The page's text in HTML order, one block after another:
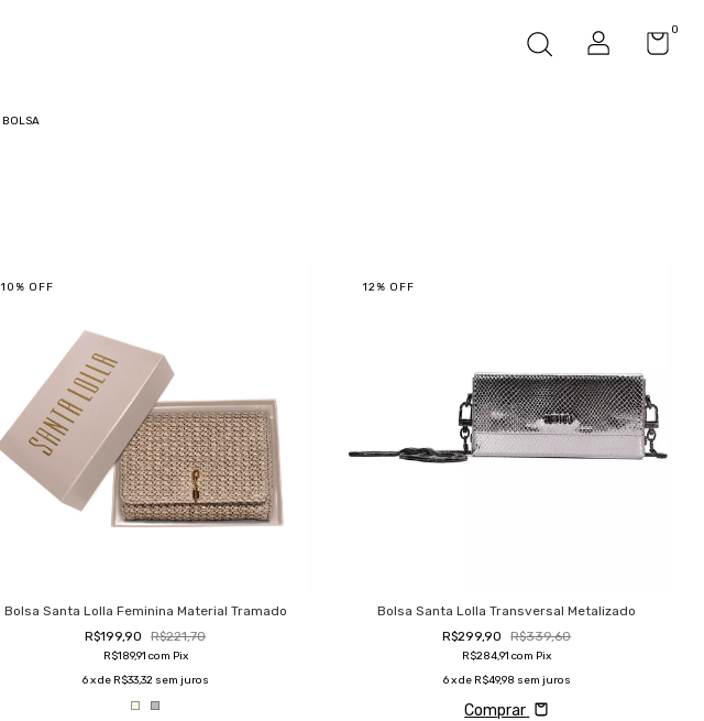
0
BOLSA
10 % OFF
Bolsa Santa Lolla Feminina Material Tramado
R$199,90
R$221,70
R$189,91 com Pix
6x de R$33,32 sem juros
12% OFF
Bolsa Santa Lolla Transversal Metalizado
R$299,90
R$339,60
R$284,91com Pix
6x de R$49,98 sem juros
Comprar